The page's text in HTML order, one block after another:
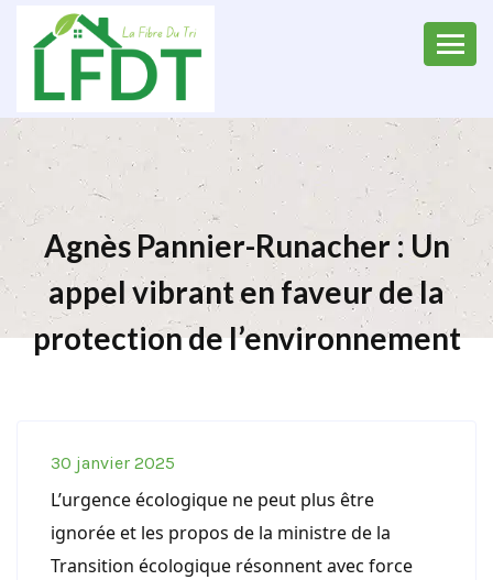
Agnès Pannier-Runacher : Un
appel vibrant en faveur de la
protection de l’environnement
30 janvier 2025
L’urgence écologique ne peut plus être
ignorée et les propos de la ministre de la
Transition écologique résonnent avec force